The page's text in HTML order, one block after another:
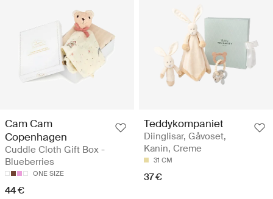
Cam Cam
Copenhagen
Cuddle Cloth Gift Box -
Blueberries
ONE SIZE
44 €
Teddykompaniet
Diinglisar, Gåvoset,
Kanin, Creme
31 CM
37 €